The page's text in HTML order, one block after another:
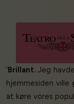
‘Brillant. Jeg
hjemmesiden ville
at køre vores